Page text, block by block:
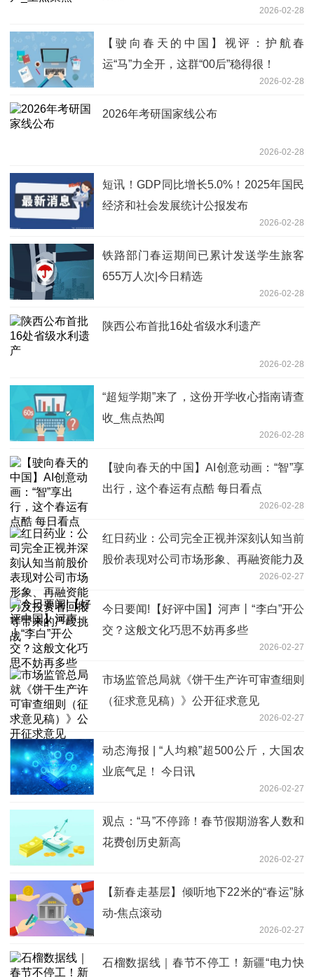
2026-02-28
【驶向春天的中国】视评：护航春
运“马”力全开，这群“00后”稳得很！
2026-02-28
2026年考研国家线公布
2026-02-28
短讯！GDP同比增长5.0%！2025年国民
经济和社会发展统计公报发布
2026-02-28
铁路部门春运期间已累计发送学生旅客
655万人次|今日精选
2026-02-28
陕西公布首批16处省级水利遗产
2026-02-28
“超短学期”来了，这份开学收心指南请查
收_焦点热闻
2026-02-28
【驶向春天的中国】AI创意动画：“智”享
出行，这个春运有点酷 每日看点
2026-02-28
红日药业：公司完全正视并深刻认知当前
股价表现对公司市场形象、再融资能力及
2026-02-27
今日要闻!【好评中国】河声丨“李白”开公
交？这般文化巧思不妨再多些
2026-02-27
市场监管总局就《饼干生产许可审查细则
（征求意见稿）》公开征求意见
2026-02-27
动态海报 | “人均粮”超500公斤，大国农
业底气足！ 今日讯
2026-02-27
观点：“马”不停蹄！春节假期游客人数和
花费创历史新高
2026-02-27
【新春走基层】倾听地下22米的“春运”脉
动-焦点滚动
2026-02-27
石榴数据线｜春节不停工！新疆“电力快